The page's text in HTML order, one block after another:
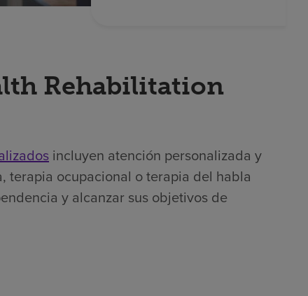
Rehabilitation
incluyen atención personalizada y
terapia ocupacional o terapia del habla
y alcanzar sus objetivos de